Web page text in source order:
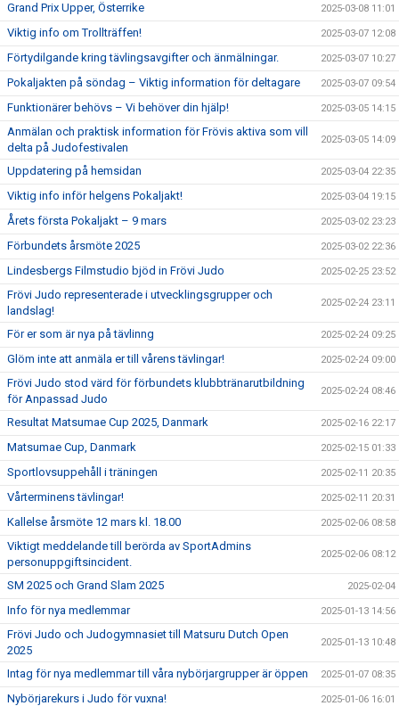
Grand Prix Upper, Österrike 2025-03-08 11:01
Viktig info om Trollträffen! 2025-03-07 12:08
Förtydilgande kring tävlingsavgifter och änmälningar. 2025-03-07 10:27
Pokaljakten på söndag – Viktig information för deltagare 2025-03-07 09:54
Funktionärer behövs – Vi behöver din hjälp! 2025-03-05 14:15
Anmälan och praktisk information för Frövis aktiva som vill
delta på Judofestivalen
2025-03-05 14:09
Uppdatering på hemsidan 2025-03-04 22:35
Viktig info inför helgens Pokaljakt! 2025-03-04 19:15
Årets första Pokaljakt – 9 mars 2025-03-02 23:23
Förbundets årsmöte 2025 2025-03-02 22:36
Lindesbergs Filmstudio bjöd in Frövi Judo 2025-02-25 23:52
Frövi Judo representerade i utvecklingsgrupper och
landslag!
2025-02-24 23:11
För er som är nya på tävlinng 2025-02-24 09:25
Glöm inte att anmäla er till vårens tävlingar! 2025-02-24 09:00
Frövi Judo stod värd för förbundets klubbtränarutbildning
för Anpassad Judo
2025-02-24 08:46
Resultat Matsumae Cup 2025, Danmark 2025-02-16 22:17
Matsumae Cup, Danmark 2025-02-15 01:33
Sportlovsuppehåll i träningen 2025-02-11 20:35
Vårterminens tävlingar! 2025-02-11 20:31
Kallelse årsmöte 12 mars kl. 18.00 2025-02-06 08:58
Viktigt meddelande till berörda av SportAdmins
personuppgiftsincident.
2025-02-06 08:12
SM 2025 och Grand Slam 2025 2025-02-04
Info för nya medlemmar 2025-01-13 14:56
Frövi Judo och Judogymnasiet till Matsuru Dutch Open
2025
2025-01-13 10:48
Intag för nya medlemmar till våra nybörjargrupper är öppen 2025-01-07 08:35
Nybörjarekurs i Judo för vuxna! 2025-01-06 16:01